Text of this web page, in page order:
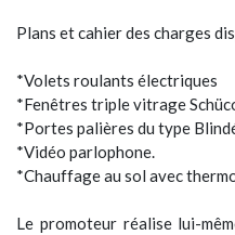
Plans et cahier des charges
*Volets roulants électriques
*Fenêtres triple vitrage
*Portes palières du type
*Vidéo parlophone.
*Chauffage au sol avec
Le promoteur réalise lui-